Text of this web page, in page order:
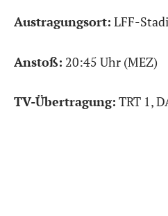
Austragungsort: LFF-
Anstoß: 20:45 Uhr (MEZ)
TV-Übertragung: TRT 1,